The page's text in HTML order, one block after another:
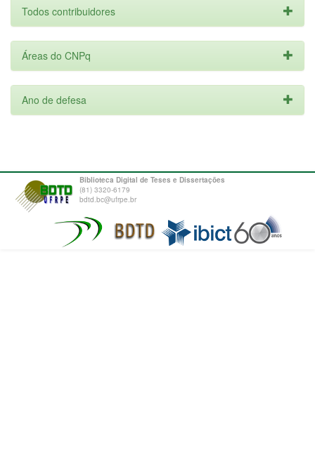
Todos contribuidores
Áreas do CNPq
Ano de defesa
Biblioteca Digital de Teses e Dissertações
(81) 3320-6179
bdtd.bc@ufrpe.br